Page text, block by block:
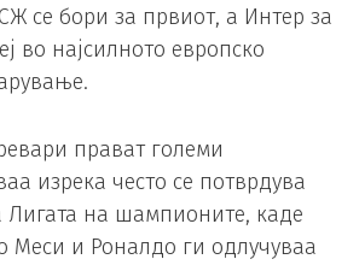
се бори за првиот, а Интер за
во најсилното европско
прават големи
изрека често се потврдува
на шампионите, каде
Меси и Роналдо ги одлучуваа